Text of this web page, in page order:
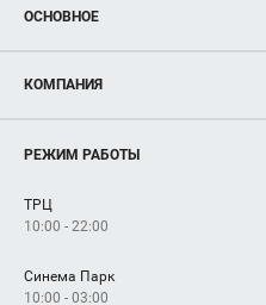
ОСНОВНОЕ
Новости
Магазины
Услуги
КОМПАНИЯ
Рекламодателям
Как добраться
РЕЖИМ РАБОТЫ
ТРЦ
10:00 - 22:00
Синема Парк
10:00 - 03:00